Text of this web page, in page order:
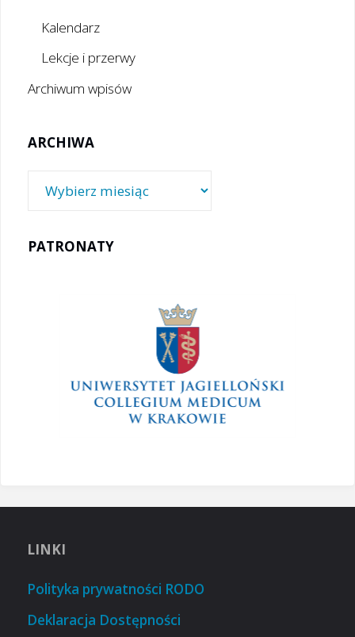
Kalendarz
Lekcje i przerwy
Archiwum wpisów
ARCHIWA
PATRONATY
LINKI
Polityka prywatności RODO
Deklaracja Dostępności